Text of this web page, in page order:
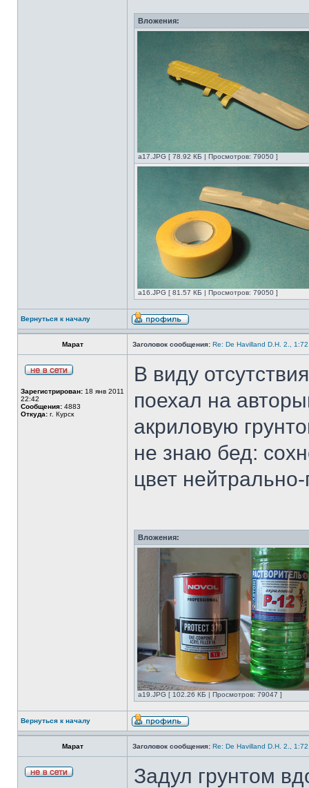
Вложения:
а17.JPG [ 78.92 КБ | Просмотров: 79050 ]
а16.JPG [ 81.57 КБ | Просмотров: 79050 ]
Вернуться к началу
Марат Заголовок сообщения: Re: De Havilland D.H. 2.,
Зарегистрирован: 18 янв 2011
22:42
Сообщения: 4883
Откуда: г. Курск
В виду
поехал на
акриловую
не знаю бед:
цвет
Вложения:
а19.JPG [ 102.26 КБ | Просмотров: 79047 ]
Вернуться к началу
Марат Заголовок сообщения: Re: De Havilland D.H. 2.,
Задул грунтом